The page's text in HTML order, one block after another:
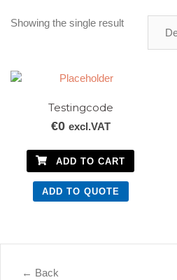
Showing the single result
Testingcode
€0 excl.VAT
ADD TO CART
ADD TO QUOTE
← Back